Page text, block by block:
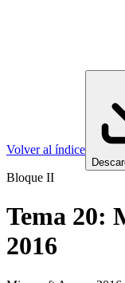
Volver al índice
Bloque II
Tema 20:
2016